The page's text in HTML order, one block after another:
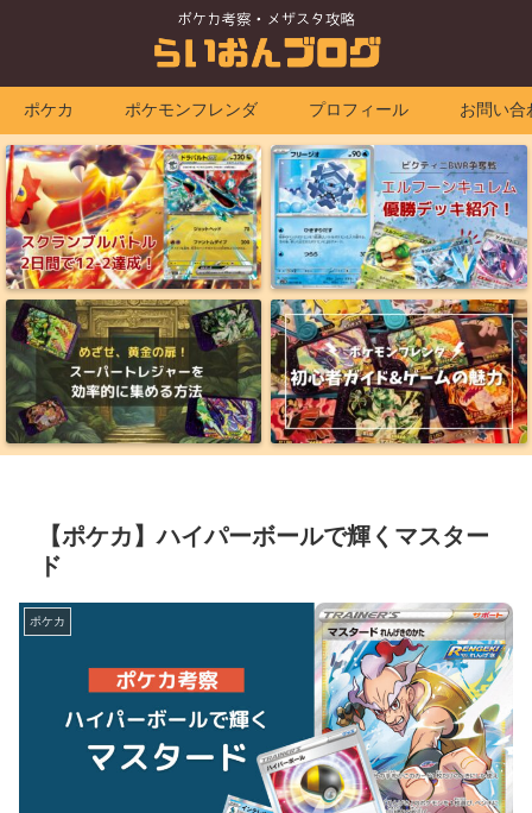
ポケカ ポケモンフレンダ プロフィール お問い合
【ポケカ】ハイパーボールで輝くマスター
ド
ポケカ